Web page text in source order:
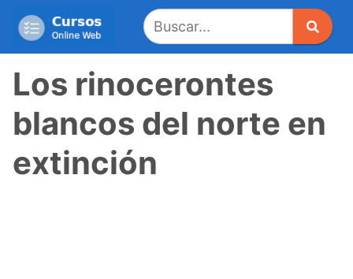
Los rinocerontes
blancos del norte en
extinción